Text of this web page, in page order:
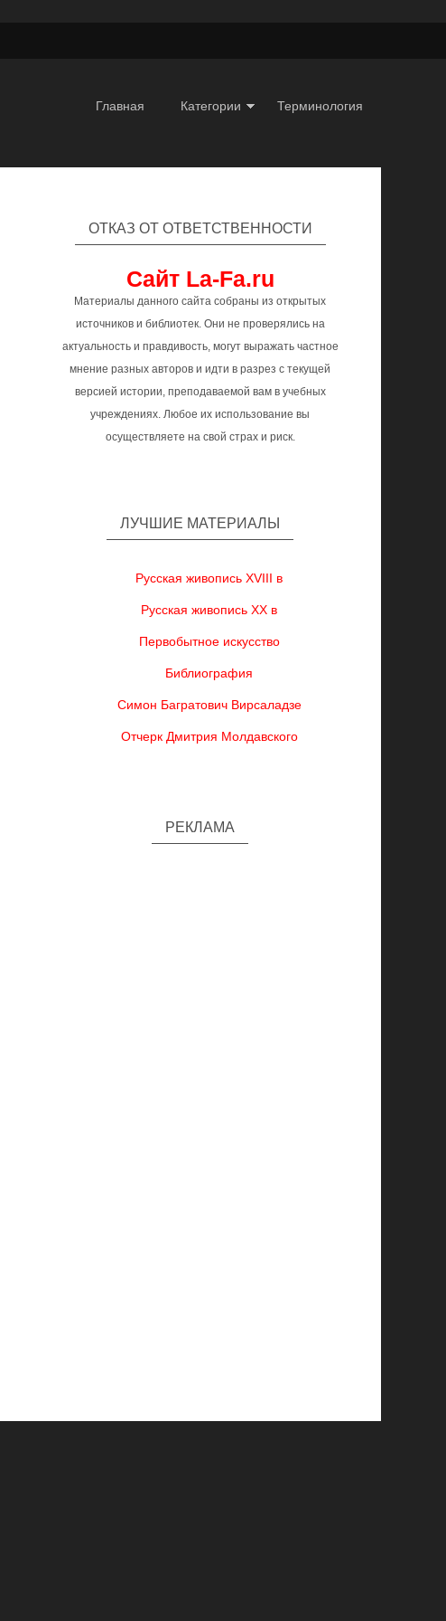
Главная Категории Терминология
ОТКАЗ ОТ ОТВЕТСТВЕННОСТИ
Сайт La-Fa.ru
Материалы данного сайта собраны из открытых
источников и библиотек. Они не проверялись на
актуальность и правдивость, могут выражать частное
мнение разных авторов и идти в разрез с текущей
версией истории, преподаваемой вам в учебных
учреждениях. Любое их использование вы
осуществляете на свой страх и риск.
ЛУЧШИЕ МАТЕРИАЛЫ
Русская живопись XVIII в
Русская живопись XX в
Первобытное искусство
Библиография
Симон Багратович Вирсаладзе
Отчерк Дмитрия Молдавского
РЕКЛАМА